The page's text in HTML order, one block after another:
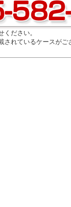
ださい。
れているケースが